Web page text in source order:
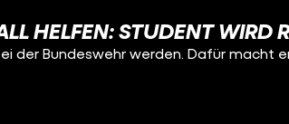
HELFEN: STUDENT WIRD